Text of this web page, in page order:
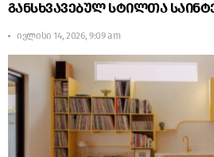
განსხვავებულ სტილთა
ივლისი 14, 2026, 9:09 am